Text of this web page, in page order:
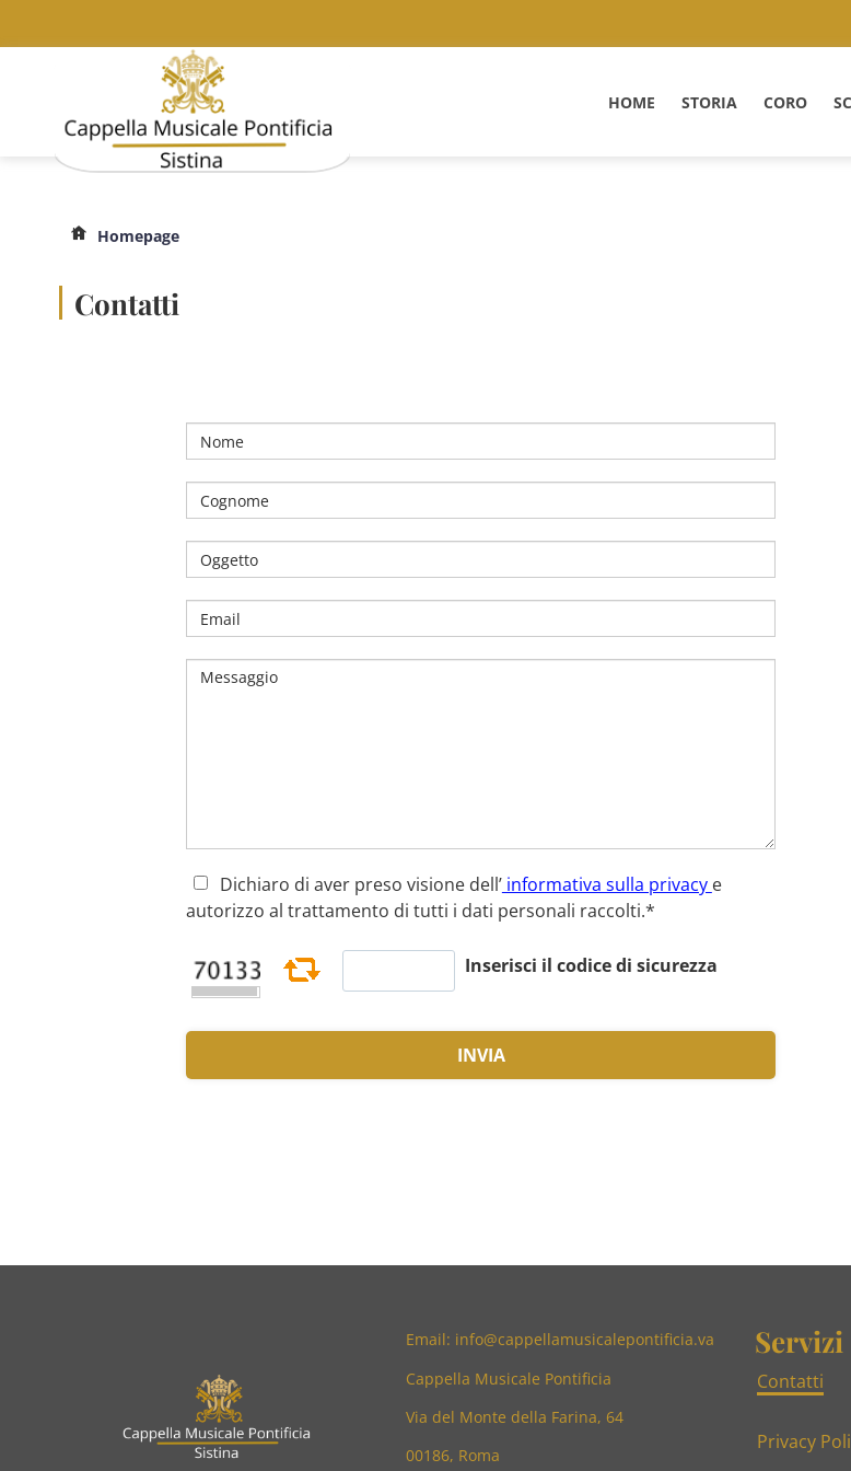
HOME STORIA CORO
Homepage
Contatti
Dichiaro di aver preso visione dell’informativa sulla privacy e
autorizzo al trattamento di tutti i dati personali raccolti.*
Inserisci il codice di sicurezza
INVIA
Email: info@cappellamusicalepontificia.va
Cappella Musicale Pontificia
Via del Monte della Farina, 64
00186, Roma
Servizi
Contatti
Privacy